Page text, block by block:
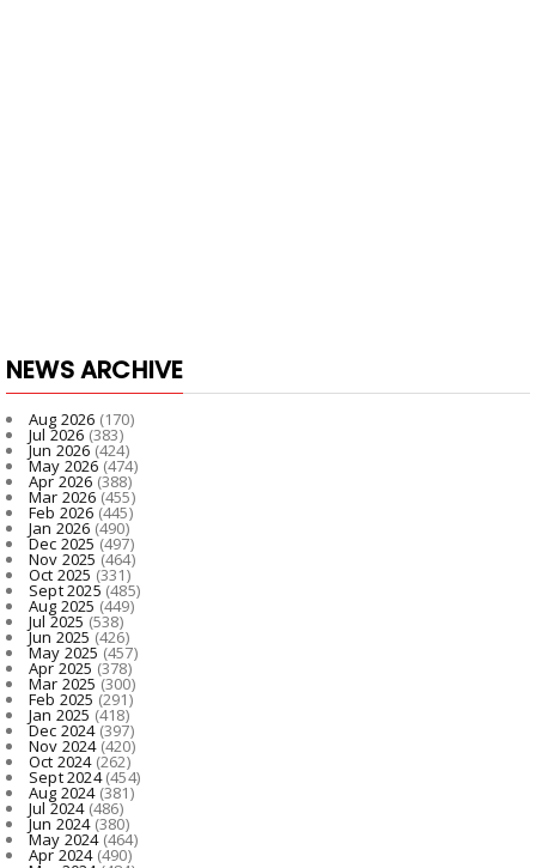
NEWS ARCHIVE
Aug 2026 (170)
Jul 2026 (383)
Jun 2026(424)
May 2026(474)
Apr 2026 (388)
Mar 2026(455)
Feb 2026 (445)
Jan 2026 (490)
Dec 2025(497)
Nov 2025 (464)
Oct 2025 (331)
Sept 2025 (485)
Aug 2025 (449)
Jul 2025 (538)
Jun 2025(426)
May 2025(457)
Apr 2025 (378)
Mar 2025 (300)
Feb 2025 (291)
Jan 2025 (418)
Dec 2024(397)
Nov 2024(420)
Oct 2024(262)
Sept 2024(454)
Aug 2024(381)
Jul 2024(486)
Jun 2024(380)
May 2024(464)
Apr 2024(490)